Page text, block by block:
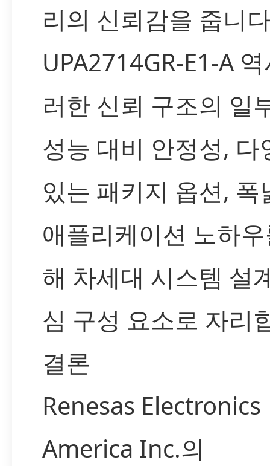
리의 신뢰감을 줍니
UPA2714GR-E1-A
러한 신뢰 구조의 일
성능 대비 안정성, 다
있는 패키지 옵션, 폭
애플리케이션 노하
해 차세대 시스템 설
심 구성 요소로 자리
결론
Renesas Electronics
America Inc.의